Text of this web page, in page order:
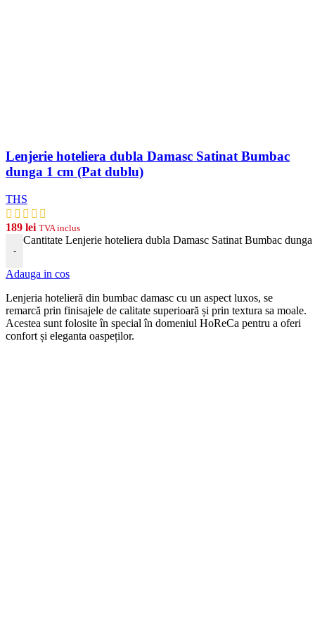
Lenjerie hoteliera dubla Damasc Satinat Bumbac
dunga 1 cm (Pat dublu)
THS
189 lei TVA inclus
-
Cantitate Lenjerie hoteliera dubla Damasc Satinat Bumbac
Adauga in cos
Lenjeria hotelieră din bumbac damasc cu un aspect luxos, se
remarcă prin finisajele de calitate superioară și prin textura sa moale.
Acestea sunt folosite în special în domeniul HoReCa pentru a oferi
confort și eleganta oaspeților.